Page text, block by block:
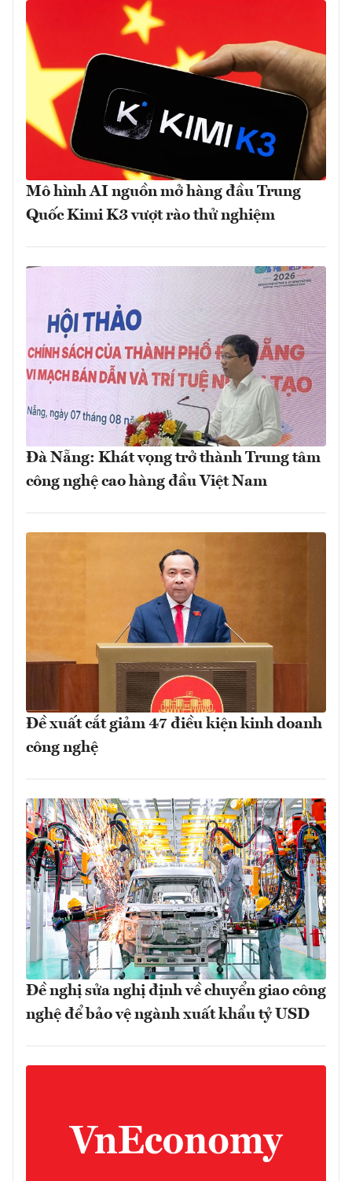
Mô hình AI nguồn mở hàng đầu Trung
Quốc Kimi K3 vượt rào thử nghiệm
Đà Nẵng: Khát vọng trở thành Trung tâm
công nghệ cao hàng đầu Việt Nam
Đề xuất cắt giảm 47 điều kiện kinh doanh
công nghệ
Đề nghị sửa nghị định về chuyển giao công
nghệ để bảo vệ ngành xuất khẩu tỷ USD